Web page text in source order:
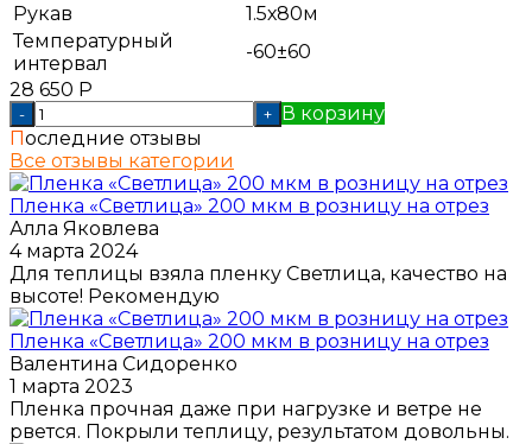
Рукав
1.5х80м
Температурный
интервал
-60±60
28 650 Р
- + В корзину
Последние отзывы
Все отзывы категории
Пленка «Светлица» 200 мкм в розницу на отрез
Алла Яковлева
4 марта 2024
Для теплицы взяла пленку Светлица, качество на
высоте! Рекомендую
Пленка «Светлица» 200 мкм в розницу на отрез
Валентина Сидоренко
1 марта 2023
Пленка прочная даже при нагрузке и ветре не
рвется. Покрыли теплицу, результатом довольны.